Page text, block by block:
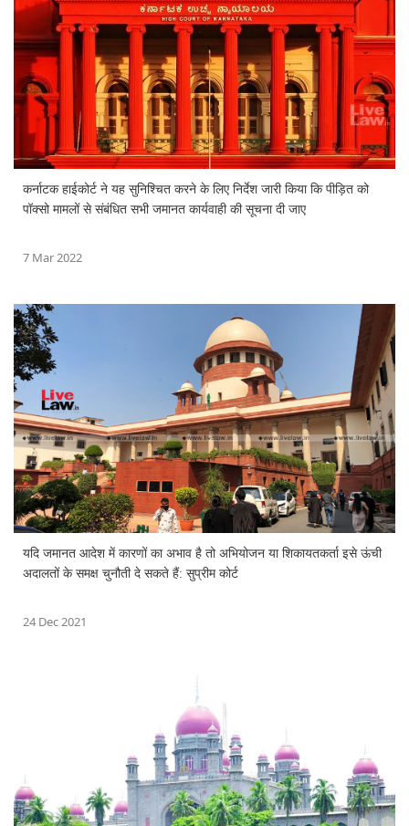
कर्नाटक हाईकोर्ट ने यह सुनिश्चित करने के लिए निर्देश जारी किया कि पीड़ित को
पॉक्सो मामलों से संबंधित सभी जमानत कार्यवाही की सूचना दी जाए
7 Mar 2022
यदि जमानत आदेश में कारणों का अभाव है तो अभियोजन या शिकायतकर्ता इसे ऊंची
अदालतों के समक्ष चुनौती दे सकते हैं: सुप्रीम कोर्ट
24 Dec 2021